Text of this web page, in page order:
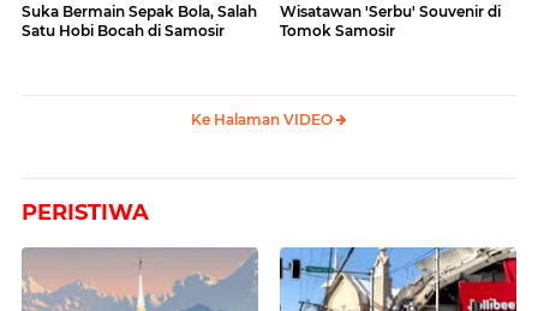
Suka Bermain Sepak Bola, Salah
Satu Hobi Bocah di Samosir
Wisatawan 'Serbu' Souvenir di
Tomok Samosir
Ke Halaman VIDEO
PERISTIWA